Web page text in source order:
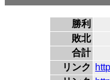
勝利
敗北
合計
リンク